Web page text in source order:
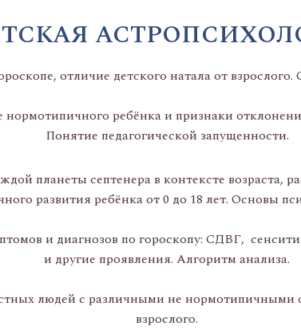
отличие детского натала от
ребёнка и признаки
Понятие педагогической запущенности.
планеты септенера в контексте возраста,
развития ребёнка от 0 до 18 лет. Основы
и диагнозов по гороскопу: СДВГ,
и другие проявления. Алгоритм анализа.
людей с различными не нормотипичными
взрослого.